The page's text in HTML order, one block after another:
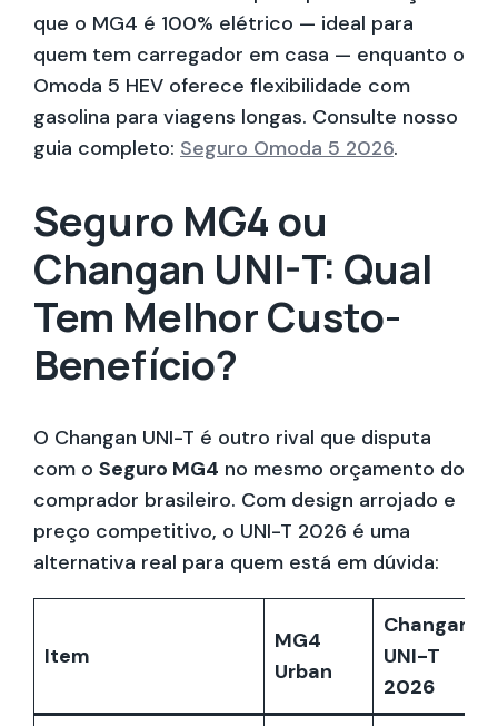
que o MG4 é 100% elétrico — ideal para
quem tem carregador em casa — enquanto o
Omoda 5 HEV oferece flexibilidade com
gasolina para viagens longas. Consulte nosso
guia completo: Seguro Omoda 5 2026.
Seguro MG4 ou
Changan UNI-T: Qual
Tem Melhor Custo-
Benefício?
O Changan UNI-T é outro rival que disputa
com o Seguro MG4 no mesmo orçamento do
comprador brasileiro. Com design arrojado e
preço competitivo, o UNI-T 2026 é uma
alternativa real para quem está em dúvida:
Item
MG4
Urban
Changan
UNI-T
2026